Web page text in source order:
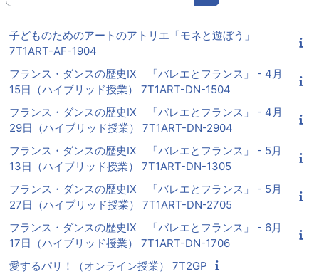
コースを検索する
子どものためのアートのアトリエ「モネと遊ぼう」
7T1ART-AF-1904
フランス・ダンスの歴史IX 「バレエとフランス」 - 4月
15日（ハイブリッド授業） 7T1ART-DN-1504
フランス・ダンスの歴史IX 「バレエとフランス」 - 4月
29日（ハイブリッド授業） 7T1ART-DN-2904
フランス・ダンスの歴史IX 「バレエとフランス」 - 5月
13日（ハイブリッド授業） 7T1ART-DN-1305
フランス・ダンスの歴史IX 「バレエとフランス」 - 5月
27日（ハイブリッド授業） 7T1ART-DN-2705
フランス・ダンスの歴史IX 「バレエとフランス」 - 6月
17日（ハイブリッド授業） 7T1ART-DN-1706
愛するパリ！（オンライン授業） 7T2GP